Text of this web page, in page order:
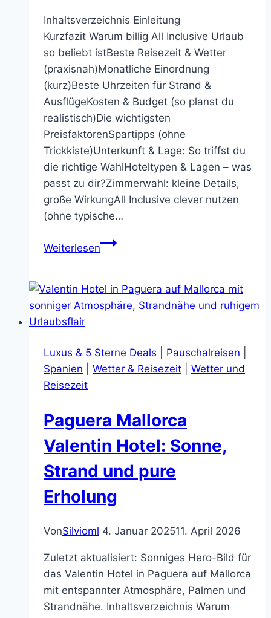
Inhaltsverzeichnis Einleitung
Kurzfazit Warum billig All Inclusive Urlaub
so beliebt istBeste Reisezeit & Wetter
(praxisnah)Monatliche Einordnung
(kurz)Beste Uhrzeiten für Strand &
AusflügeKosten & Budget (so planst du
realistisch)Die wichtigsten
PreisfaktorenSpartipps (ohne
Trickkiste)Unterkunft & Lage: So triffst du
die richtige WahlHoteltypen & Lagen – was
passt zu dir?Zimmerwahl: kleine Details,
große WirkungAll Inclusive clever nutzen
(ohne typische…
WeiterlesenBillig
So
findest
All
Inclusive
Luxus & 5 Sterne Deals Pauschalreisen
Spanien
Wetter & Reisezeit
Wetter und
Reisezeit
Paguera Mallorca
Valentin Hotel: Sonne,
Strand und pure
Erholung
VonSilvioml 4. Januar 202511. April 2026
Zuletzt aktualisiert: Sonniges Hero-Bild für
das Valentin Hotel in Paguera auf Mallorca
mit entspannter Atmosphäre, Palmen und
Strandnähe. Inhaltsverzeichnis Warum